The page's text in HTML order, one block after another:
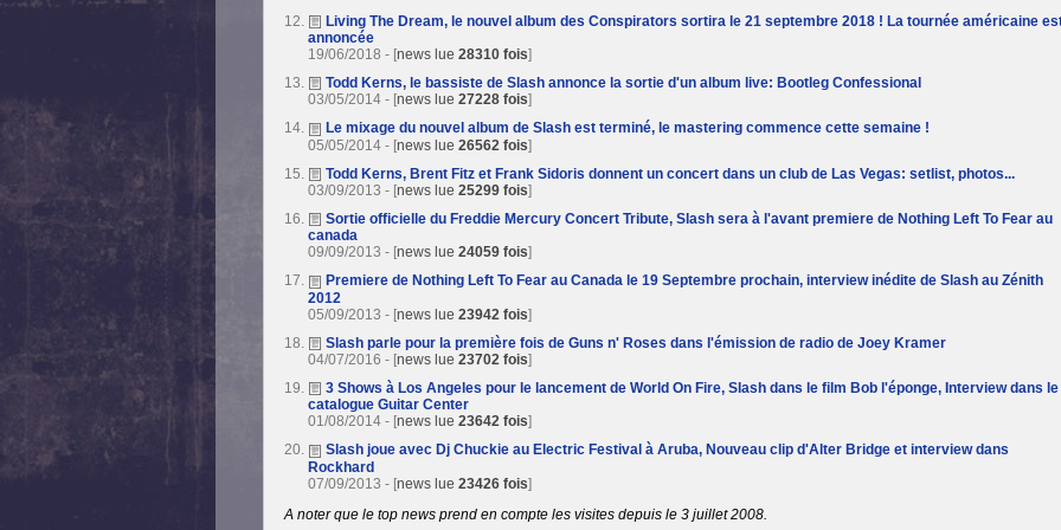
Living The Dream, le nouvel album des Conspirators sortira le 21 septembre 2018 ! La tournée américaine
annoncée
19/06/2018 - [news lue 28310 fois]
Todd Kerns, le bassiste de Slash annonce la sortie d'un album live: Bootleg Confessional
03/05/2014 - [news lue 27228 fois]
Le mixage du nouvel album de Slash est terminé, le mastering commence cette semaine !
05/05/2014 - [news lue 26562 fois]
Todd Kerns, Brent Fitz et Frank Sidoris donnent un concert dans un club de Las Vegas: setlist, photos...
03/09/2013 - [news lue 25299 fois]
Sortie officielle du Freddie Mercury Concert Tribute, Slash sera à l'avant premiere de Nothing Left To Fear au
canada
09/09/2013 - [news lue 24059 fois]
Premiere de Nothing Left To Fear au Canada le 19 Septembre prochain, interview inédite de Slash au Zénith
2012
05/09/2013 - [news lue 23942 fois]
Slash parle pour la première fois de Guns n' Roses dans l'émission de radio de Joey Kramer
04/07/2016 - [news lue 23702 fois]
3 Shows à Los Angeles pour le lancement de World On Fire, Slash dans le film Bob l'éponge, Interview dans le
catalogue Guitar Center
01/08/2014 - [news lue 23642 fois]
Slash joue avec Dj Chuckie au Electric Festival à Aruba, Nouveau clip d'Alter Bridge et interview dans
Rockhard
07/09/2013 - [news lue 23426 fois]
A noter que le top news prend en compte les visites depuis le 3 juillet 2008.